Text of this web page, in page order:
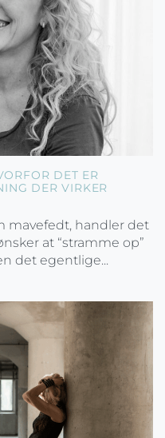
DET ER
DER VIRKER
mavefedt, handler det
at “stramme op”
det egentlige...